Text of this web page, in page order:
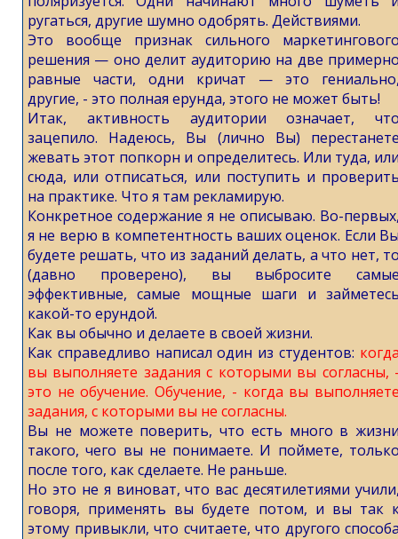
ругаться, другие шумно одобрять. Действиями.
Это вообще признак сильного
решения — оно делит аудиторию на две
равные части, одни кричат — это
другие, - это полная ерунда, этого не может быть!
Итак, активность аудитории означает,
зацепило. Надеюсь, Вы (лично Вы)
жевать этот попкорн и определитесь. Или туда,
сюда, или отписаться, или поступить и
на практике. Что я там рекламирую.
Конкретное содержание я не описываю. Во-
я не верю в компетентность ваших оценок. Если
будете решать, что из заданий делать, а что нет,
(давно проверено), вы выбросите
эффективные, самые мощные шаги и
какой-то ерундой.
Как вы обычно и делаете в своей жизни.
Как справедливо написал один из студентов:
вы выполняете задания с которыми вы согласны,
это не обучение. Обучение, - когда вы
задания, с которыми вы не согласны.
Вы не можете поверить, что есть много в
такого, чего вы не понимаете. И поймете,
после того, как сделаете. Не раньше.
Но это не я виноват, что вас десятилетиями
говоря, применять вы будете потом, и вы так
этому привыкли, что считаете, что другого